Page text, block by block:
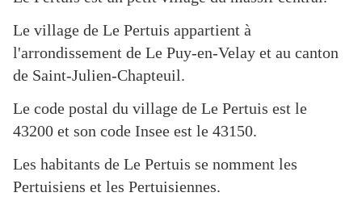
Le village de Le Pertuis appartient à
l'arrondissement de Le Puy-en-Velay et au canton
de Saint-Julien-Chapteuil.
Le code postal du village de Le Pertuis est le
43200 et son code Insee est le 43150.
Les habitants de Le Pertuis se nomment les
Pertuisiens et les Pertuisiennes.